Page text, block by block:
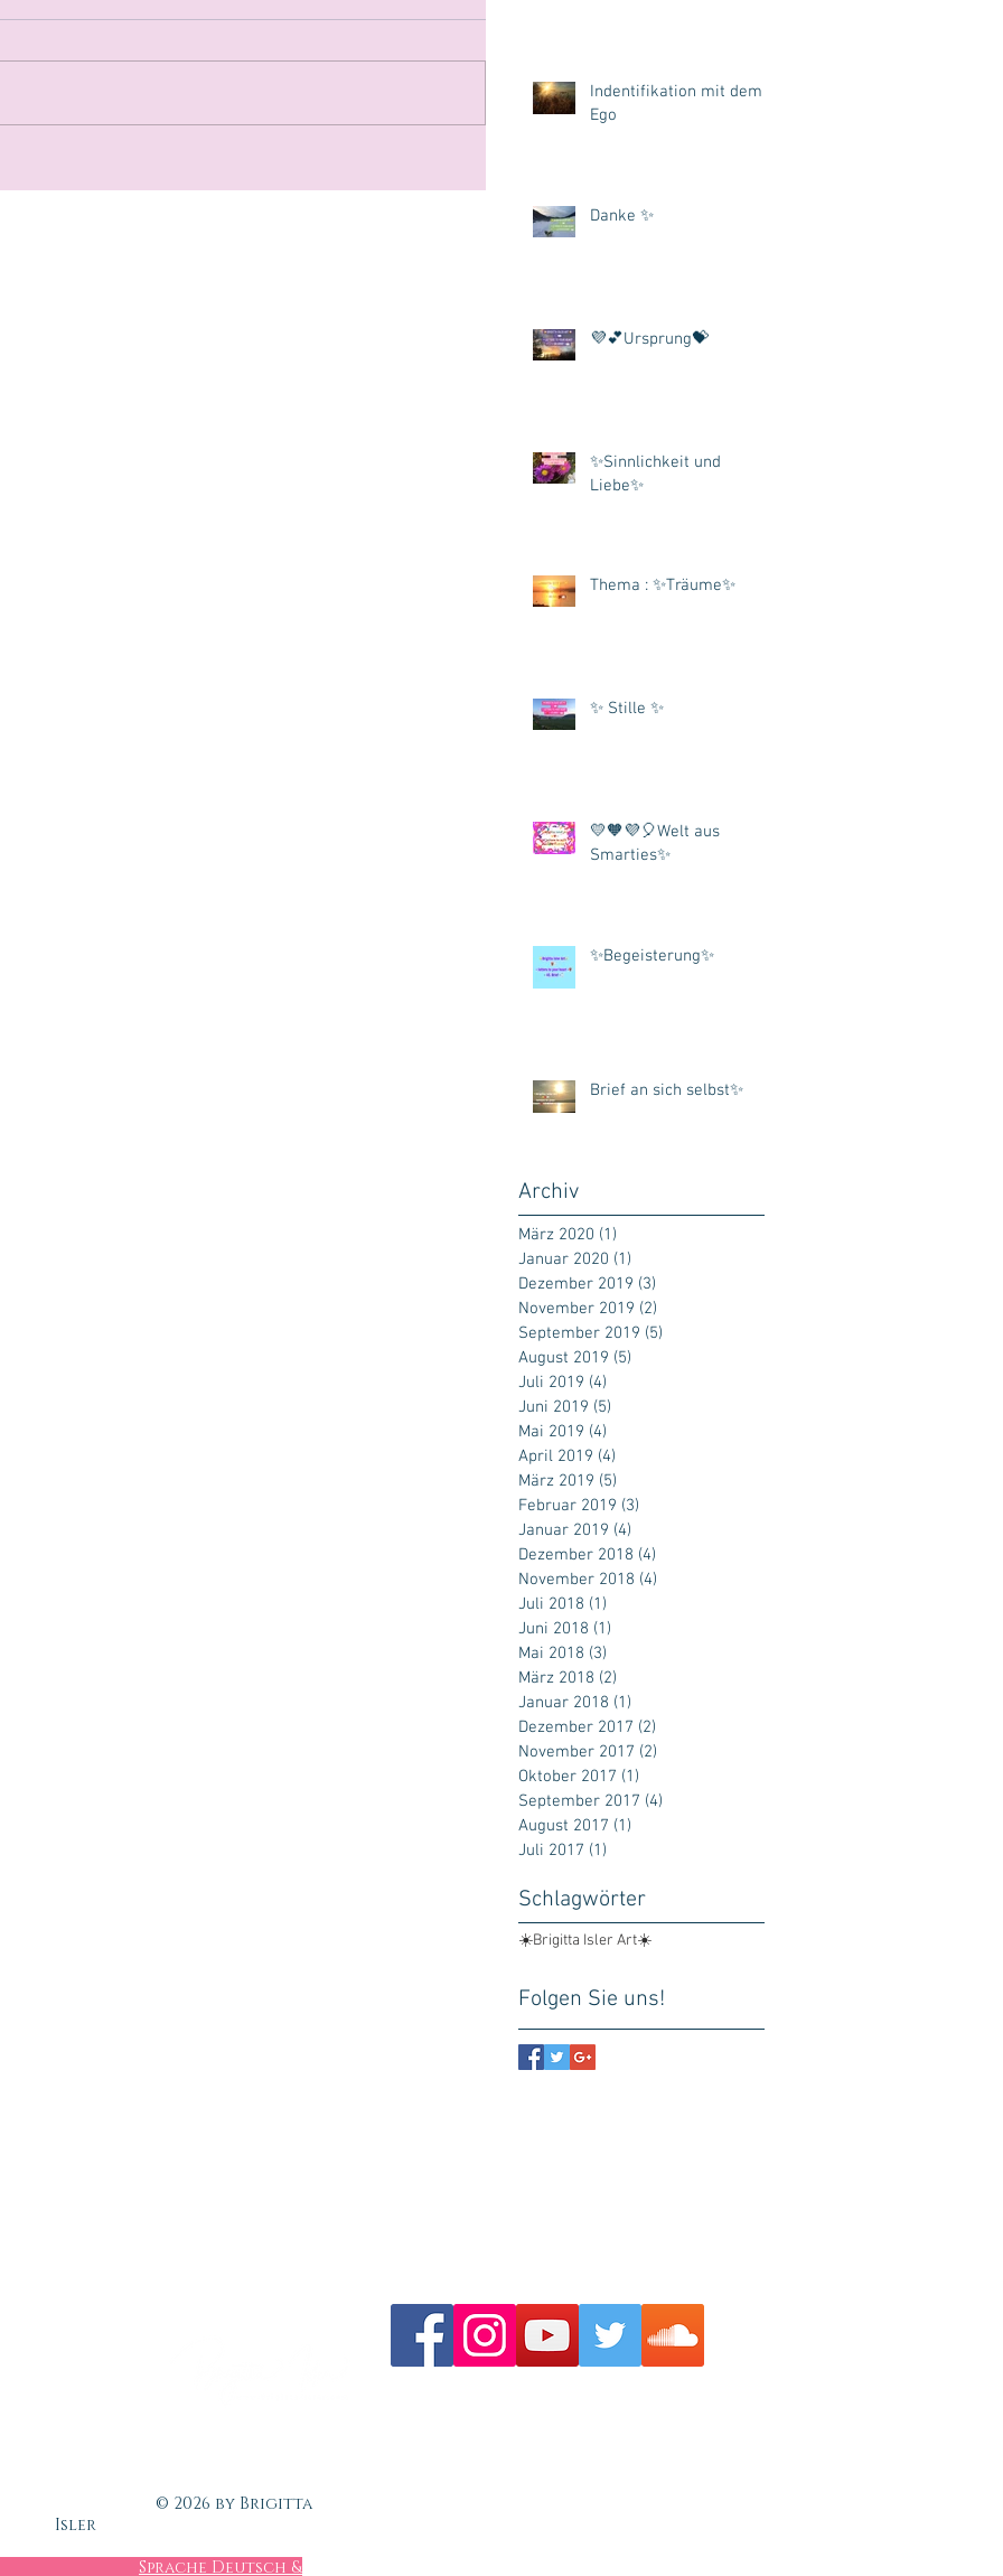
Indentifikation mit dem
Ego
Danke ✨
💜💕Ursprung💝
✨Sinnlichkeit und
Liebe✨
Thema : ✨Träume✨
✨ Stille ✨
💛🧡💜🎈Welt aus
Smarties✨
✨Begeisterung✨
Brief an sich selbst✨
Archiv
März 2020 (1)
Januar 2020 (1)
Dezember 2019 (3)
November 2019 (2)
September 2019 (5)
August 2019 (5)
Juli 2019 (4)
Juni 2019 (5)
Mai 2019 (4)
April 2019 (4)
März 2019 (5)
Februar 2019 (3)
Januar 2019 (4)
Dezember 2018 (4)
November 2018 (4)
Juli 2018 (1)
Juni 2018 (1)
Mai 2018 (3)
März 2018 (2)
Januar 2018 (1)
Dezember 2017 (2)
November 2017 (2)
Oktober 2017 (1)
September 2017 (4)
August 2017 (1)
Juli 2017 (1)
Schlagwörter
☀️Brigitta Isler Art☀️
Folgen Sie uns!
by Brigitta
Isler
Sprache Deutsch &